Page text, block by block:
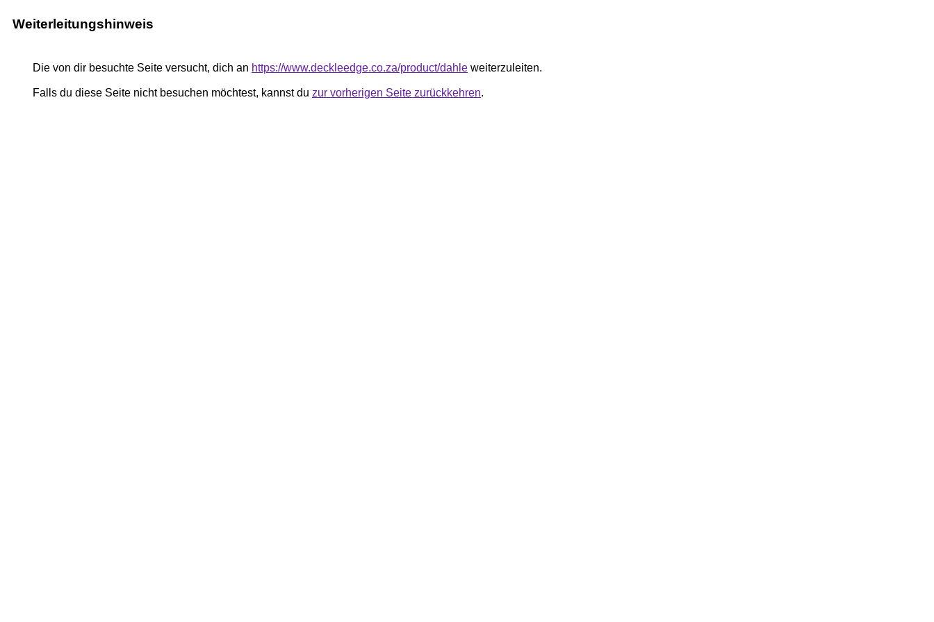
Weiterleitungshinweis
Die von dir besuchte Seite versucht, dich an https://www.deckleedge.co.za/product/dahle weiterzuleiten.
Falls du diese Seite nicht besuchen möchtest, kannst du zur vorherigen Seite zurückkehren.